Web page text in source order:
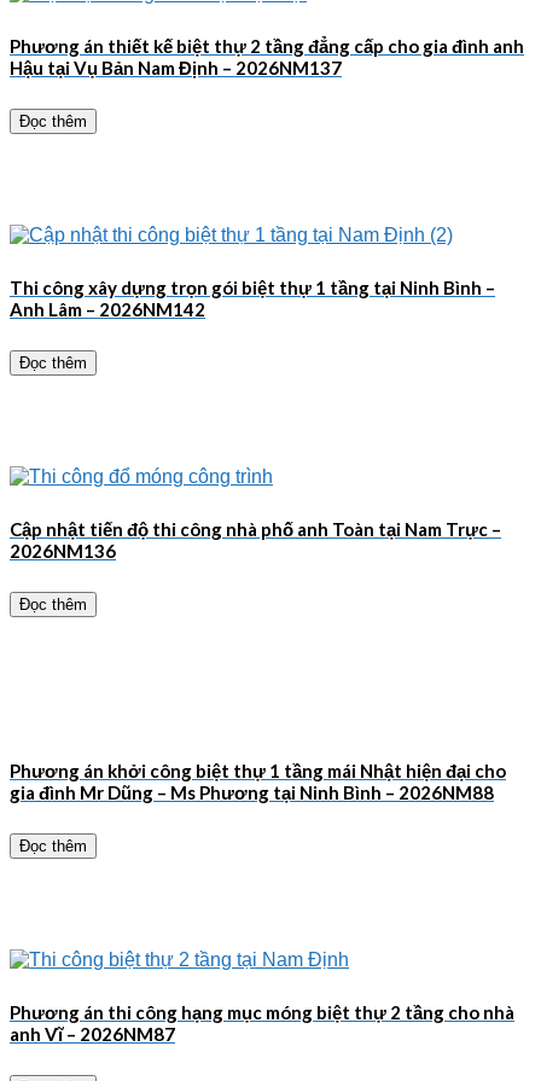
Phương án thiết kế biệt thự 2 tầng đẳng cấp cho gia đình anh
Hậu tại Vụ Bản Nam Định – 2026NM137
Đọc thêm
Thi công xây dựng trọn gói biệt thự 1 tầng tại Ninh Bình –
Anh Lâm – 2026NM142
Đọc thêm
Cập nhật tiến độ thi công nhà phố anh Toàn tại Nam Trực –
2026NM136
Đọc thêm
Phương án khởi công biệt thự 1 tầng mái Nhật hiện đại cho
gia đình Mr Dũng – Ms Phương tại Ninh Bình – 2026NM88
Đọc thêm
Phương án thi công hạng mục móng biệt thự 2 tầng cho nhà
anh Vĩ – 2026NM87